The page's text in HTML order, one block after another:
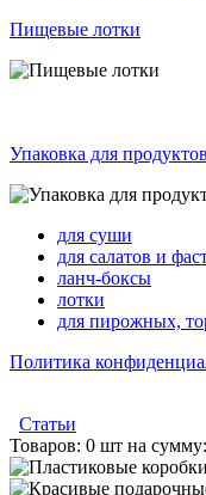
Пищевые лотки
Упаковка для продуктов
для суши
для салатов и
ланч-боксы
лотки
для пирожных,
Политика
Статьи
Товаров: 0 шт на сумму: